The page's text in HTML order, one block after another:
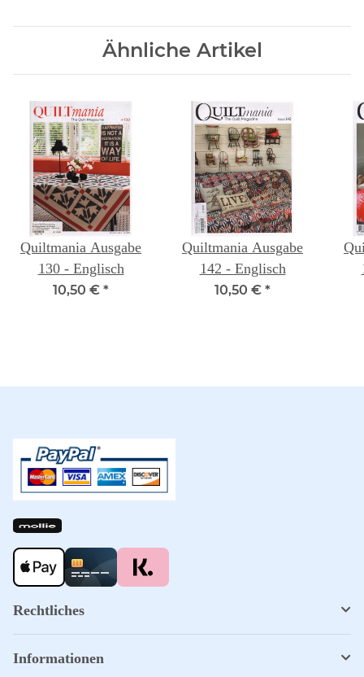
Ähnliche Artikel
Quiltmania Ausgabe
130 - Englisch
10,50 € *
Quiltmania Ausgabe
142 - Englisch
10,50 € *
Rechtliches
Informationen